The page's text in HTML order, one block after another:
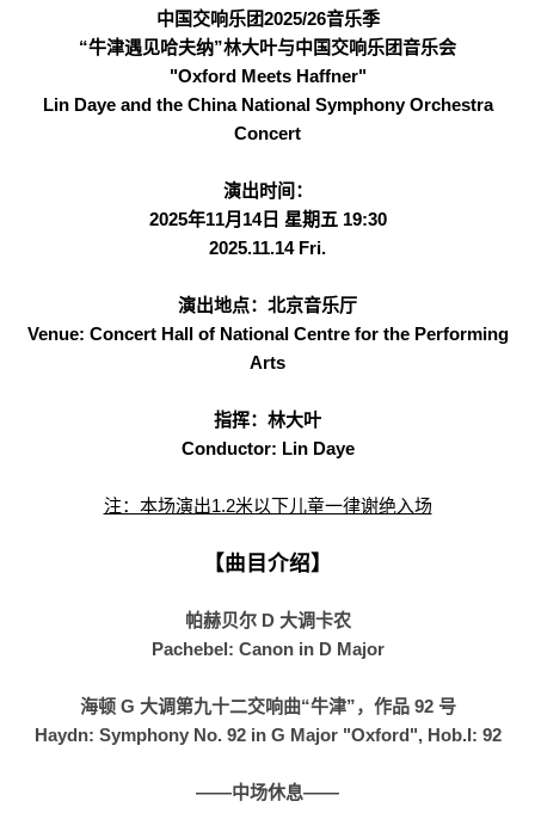
中国交响乐团2025/26音乐季
“牛津遇见哈夫纳”林大叶与中国交响乐团音乐会
"Oxford Meets Haffner"
Lin Daye and the China National Symphony Orchestra
Concert
演出时间：
2025年11月14日 星期五 19:30
2025.11.14 Fri.
演出地点：北京音乐厅
Venue: Concert Hall of National Centre for the Performing
Arts
指挥：林大叶
Conductor: Lin Daye
注：本场演出1.2米以下儿童一律谢绝入场
【曲目介绍】
帕赫贝尔 D 大调卡农
Pachebel: Canon in D Major
海顿 G 大调第九十二交响曲“牛津”，作品 92 号
Haydn: Symphony No. 92 in G Major "Oxford", Hob.I: 92
——中场休息——